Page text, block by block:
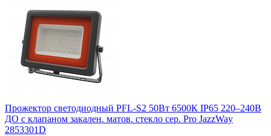
Прожектор светодиодный PFL-S2 50Вт 6500К IP65 220–240В
ДО с клапаном закален. матов. стекло сер. Pro JazzWay
2853301D